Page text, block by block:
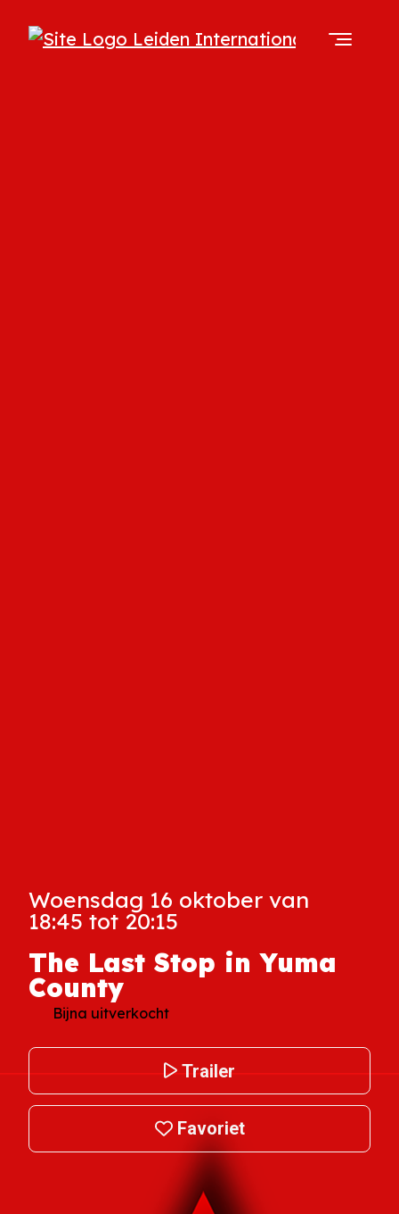
Woensdag 16 oktober van
18:45 tot 20:15
The Last Stop in Yuma
County
Bijna uitverkocht
Trailer
Favoriet